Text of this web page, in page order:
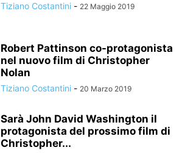
Tiziano Costantini - 22 Maggio 2019
Robert Pattinson co-protagonista
nel nuovo film di Christopher
Nolan
Tiziano Costantini - 20 Marzo 2019
Sarà John David Washington il
protagonista del prossimo film di
Christopher...